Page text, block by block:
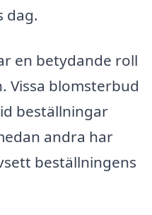
dag.
en betydande roll
Vissa blomsterbud
beställningar
andra har
beställningens